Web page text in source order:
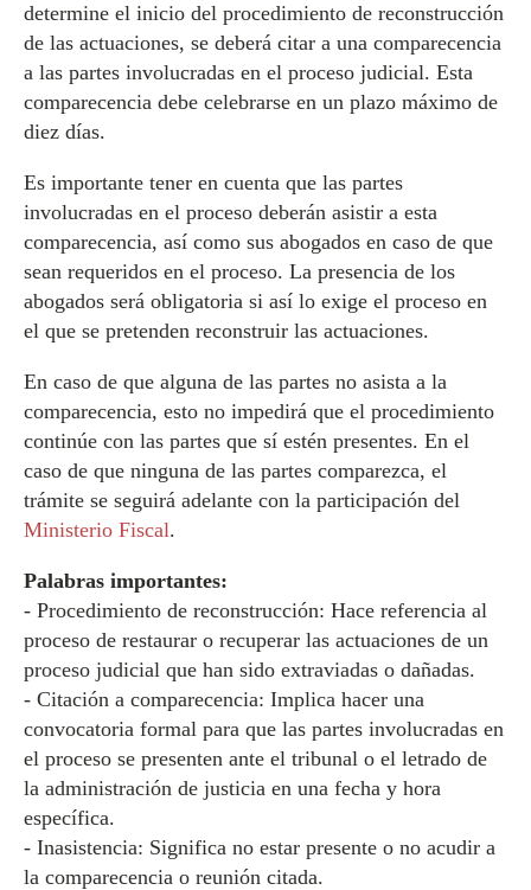
determine el inicio del procedimiento de reconstrucción
de las actuaciones, se deberá citar a una comparecencia
a las partes involucradas en el proceso judicial. Esta
comparecencia debe celebrarse en un plazo máximo de
diez días.
Es importante tener en cuenta que las partes
involucradas en el proceso deberán asistir a esta
comparecencia, así como sus abogados en caso de que
sean requeridos en el proceso. La presencia de los
abogados será obligatoria si así lo exige el proceso en
el que se pretenden reconstruir las actuaciones.
En caso de que alguna de las partes no asista a la
comparecencia, esto no impedirá que el procedimiento
continúe con las partes que sí estén presentes. En el
caso de que ninguna de las partes comparezca, el
trámite se seguirá adelante con la participación del
Ministerio Fiscal.
Palabras importantes:
- Procedimiento de reconstrucción: Hace referencia al
proceso de restaurar o recuperar las actuaciones de un
proceso judicial que han sido extraviadas o dañadas.
- Citación a comparecencia: Implica hacer una
convocatoria formal para que las partes involucradas en
el proceso se presenten ante el tribunal o el letrado de
la administración de justicia en una fecha y hora
específica.
- Inasistencia: Significa no estar presente o no acudir a
la comparecencia o reunión citada.